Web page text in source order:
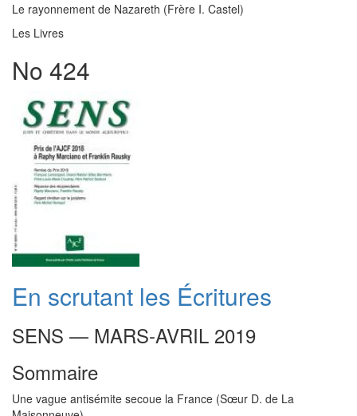
Le rayonnement de Nazareth (Frère I. Castel)
Les Livres
No 424
En scrutant les Écritures
SENS — MARS-AVRIL 2019
Sommaire
Une vague antisémite secoue la France (Sœur D. de La